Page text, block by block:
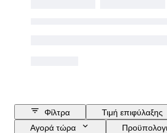
Φίλτρα
Τιμή επιφύλαξης
Αγορά τώρα